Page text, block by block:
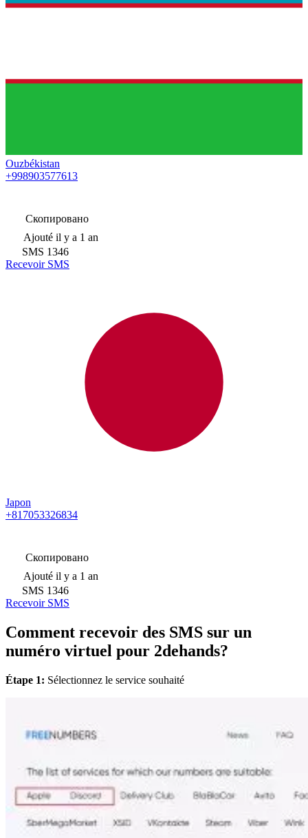
Ouzbékistan
+998903577613
Скопировано
Ajouté il y a 1 an
SMS 1346
Recevoir SMS
Japon
+817053326834
Скопировано
Ajouté il y a 1 an
SMS 1346
Recevoir SMS
Comment recevoir des SMS sur un
numéro virtuel pour 2dehands?
Étape 1: Sélectionnez le service souhaité